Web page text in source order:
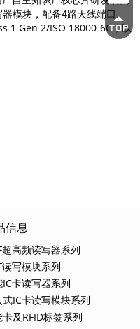
模块，配备4路天线端口。
1 Gen 2/ISO 18000-6C，以
信息
超高频读写器系列
读写模块系列
IC卡读写器系列
式IC卡读写模块系列
及RFID标签系列